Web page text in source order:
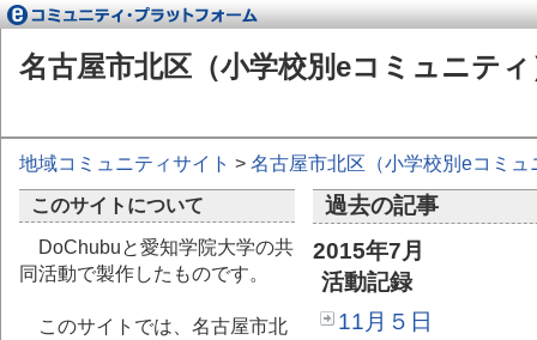
名古屋市北区（小学校別eコミュニティ
地域コミュニティサイト > 名古屋市北区（小学校別eコミュ
このサイトについて
DoChubuと愛知学院大学の共
同活動で製作したものです。
このサイトでは、名古屋市北
過去の記事
2015年7月
活動記録
11月５日